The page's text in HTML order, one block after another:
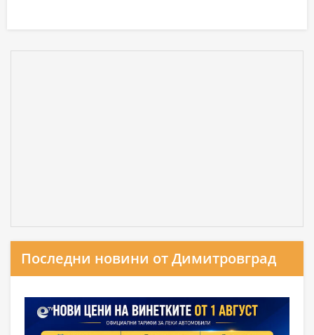
Последни новини от Димитровград